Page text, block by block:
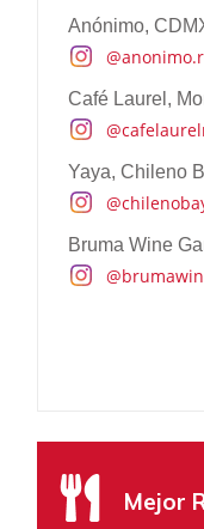
Anónimo,
Café Laurel,
Yaya, Chileno
Bruma Wine
Mejor
Habitas Bacalar
The
One & Only